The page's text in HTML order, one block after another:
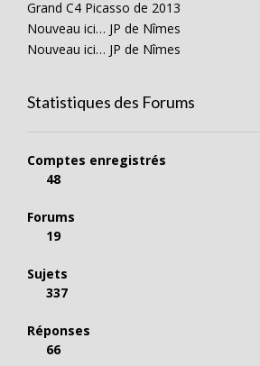
Grand C4 Picasso de 2013
Nouveau ici… JP de Nîmes
Nouveau ici… JP de Nîmes
Statistiques des Forums
Comptes enregistrés
48
Forums
19
Sujets
337
Réponses
66